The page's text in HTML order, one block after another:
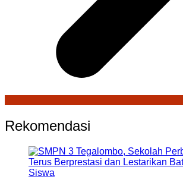
Rekomendasi